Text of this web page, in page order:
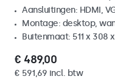
Aansluitingen: HDMI,
Montage: desktop,
Buitenmaat: 511 x 308
€ 489,00
€ 591,69 incl. btw